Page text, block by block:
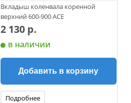
Вкладыш коленвала коренной
верхний 600-900 ACE
2 130 р.
в наличии
Добавить в корзину
Подробнее